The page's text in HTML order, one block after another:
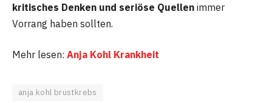
kritisches Denken und seriöse Quellen immer
Vorrang haben sollten.
Mehr lesen: Anja Kohl Krankheit
anja kohl brustkrebs